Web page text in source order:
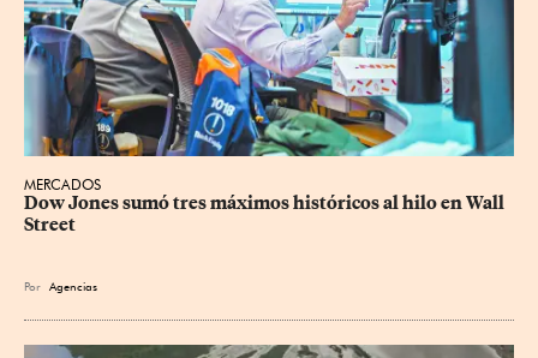
MERCADOS
Dow Jones sumó tres máximos históricos al hilo en Wall
Street
Por Agencias